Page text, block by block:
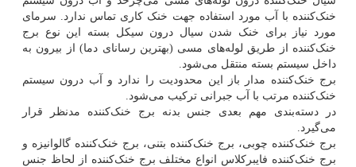
خنک‌کننده با آب مورد استفاده جهت خنک کاری تماس ندارد. سرمای
مورد نیاز برای خنک شدن سیال درون سیکل بسته این نوع برج
خنک‌کننده از طریق لوله‌های مسی (بهترین رسانای دما) از بیرون به
داخل سیستم بسته منتقل می‌شود.
برج خنک‌کننده مدار باز این محدودیت را ندارد و آب درون سیستم
خنک‌کننده مرتب با آب جبرانی ترکیب می‌شود.
در دسته‌بندی مهم بعدی جنس بدنه برج خنک‌کننده مدنظر قرار
می‌گیرد.
برج خنک‌کننده چوبی، برج خنک‌کننده بتنی، برج خنک‌کننده گالوانیزه و
برج خنک‌کننده فایبرکلاس انواع مختلف برج خنک‌کننده از لحاظ جنس